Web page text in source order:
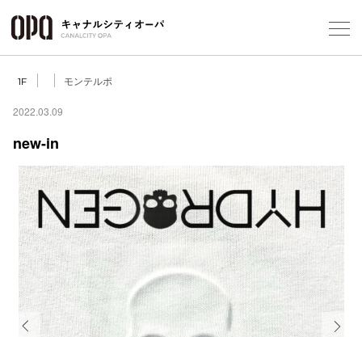
1F モンテルポ
2022.03.09
new-in
ショッ
レスト
施設案内
アクセ